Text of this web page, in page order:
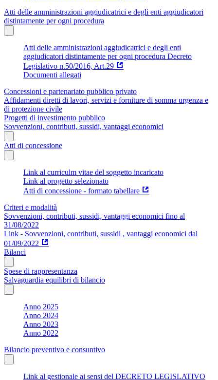
Atti delle amministrazioni aggiudicatrici e degli enti aggiudicatori
distintamente per ogni procedura
Atti delle amministrazioni aggiudicatrici e degli enti
aggiudicatori distintamente per ogni procedura Decreto
Legislativo n.50/2016, Art.29
Documenti allegati
Concessioni e partenariato pubblico privato
Affidamenti diretti di lavori, servizi e forniture di somma urgenza e
di protezione civile
Progetti di investimento pubblico
Sovvenzioni, contributi, sussidi, vantaggi economici
Atti di concessione
Link al curriculm vitae del soggetto incaricato
Link al progetto selezionato
Atti di concessione - formato tabellare
Criteri e modalità
Sovvenzioni, contributi, sussidi, vantaggi economici fino al
31/08/2022
Link - Sovvenzioni, contributi, sussidi , vantaggi economici dal
01/09/2022
Bilanci
Spese di rappresentanza
Salvaguardia equilibri di bilancio
Anno 2025
Anno 2024
Anno 2023
Anno 2022
Bilancio preventivo e consuntivo
Link al gestionale ai sensi del DECRETO LEGISLATIVO